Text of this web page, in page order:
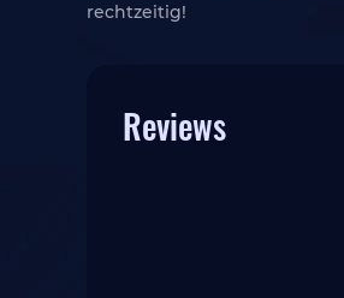
rechtzeitig!
Reviews